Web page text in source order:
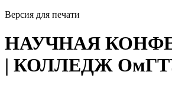
Версия для печати
НАУЧНАЯ
| КОЛЛЕДЖ